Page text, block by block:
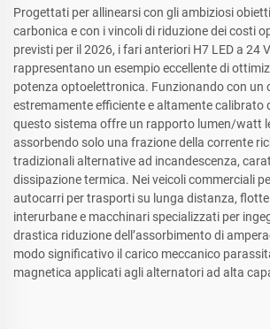
Progettati per allinearsi con gli ambiziosi
carbonica e con i vincoli di riduzione dei costi
previsti per il 2026, i fari anteriori H7 LED a 24
rappresentano un esempio eccellente di
potenza optoelettronica. Funzionando con un
estremamente efficiente e altamente calibrato
questo sistema offre un rapporto lumen/watt
assorbendo solo una frazione della corrente
tradizionali alternative ad incandescenza,
dissipazione termica. Nei veicoli commerciali
autocarri per trasporti su lunga distanza,
interurbane e macchinari specializzati per
drastica riduzione dell’assorbimento di
modo significativo il carico meccanico
magnetica applicati agli alternatori ad alta